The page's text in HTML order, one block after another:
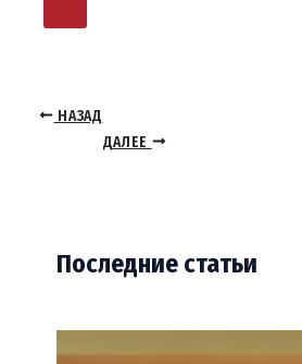
НАЗАД
ДАЛЕЕ
Последние статьи